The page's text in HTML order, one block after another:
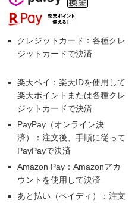
クレジットカード：各種クレ
ジットカードで決済
楽天ペイ：楽天IDを使用して
楽天ポイントまたは各種クレ
ジットカードで決済
PayPay（オンライン決
済）：注文後、手順に従って
PayPayで決済
Amazon Pay：Amazonアカ
ウントを使用して決済
あと払い（ペイディ）：注文